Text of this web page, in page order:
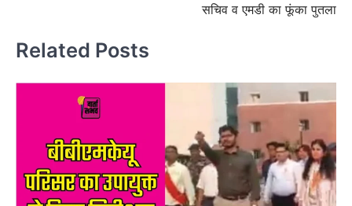
सचिव व एमडी का फूंका पुतला
Related Posts